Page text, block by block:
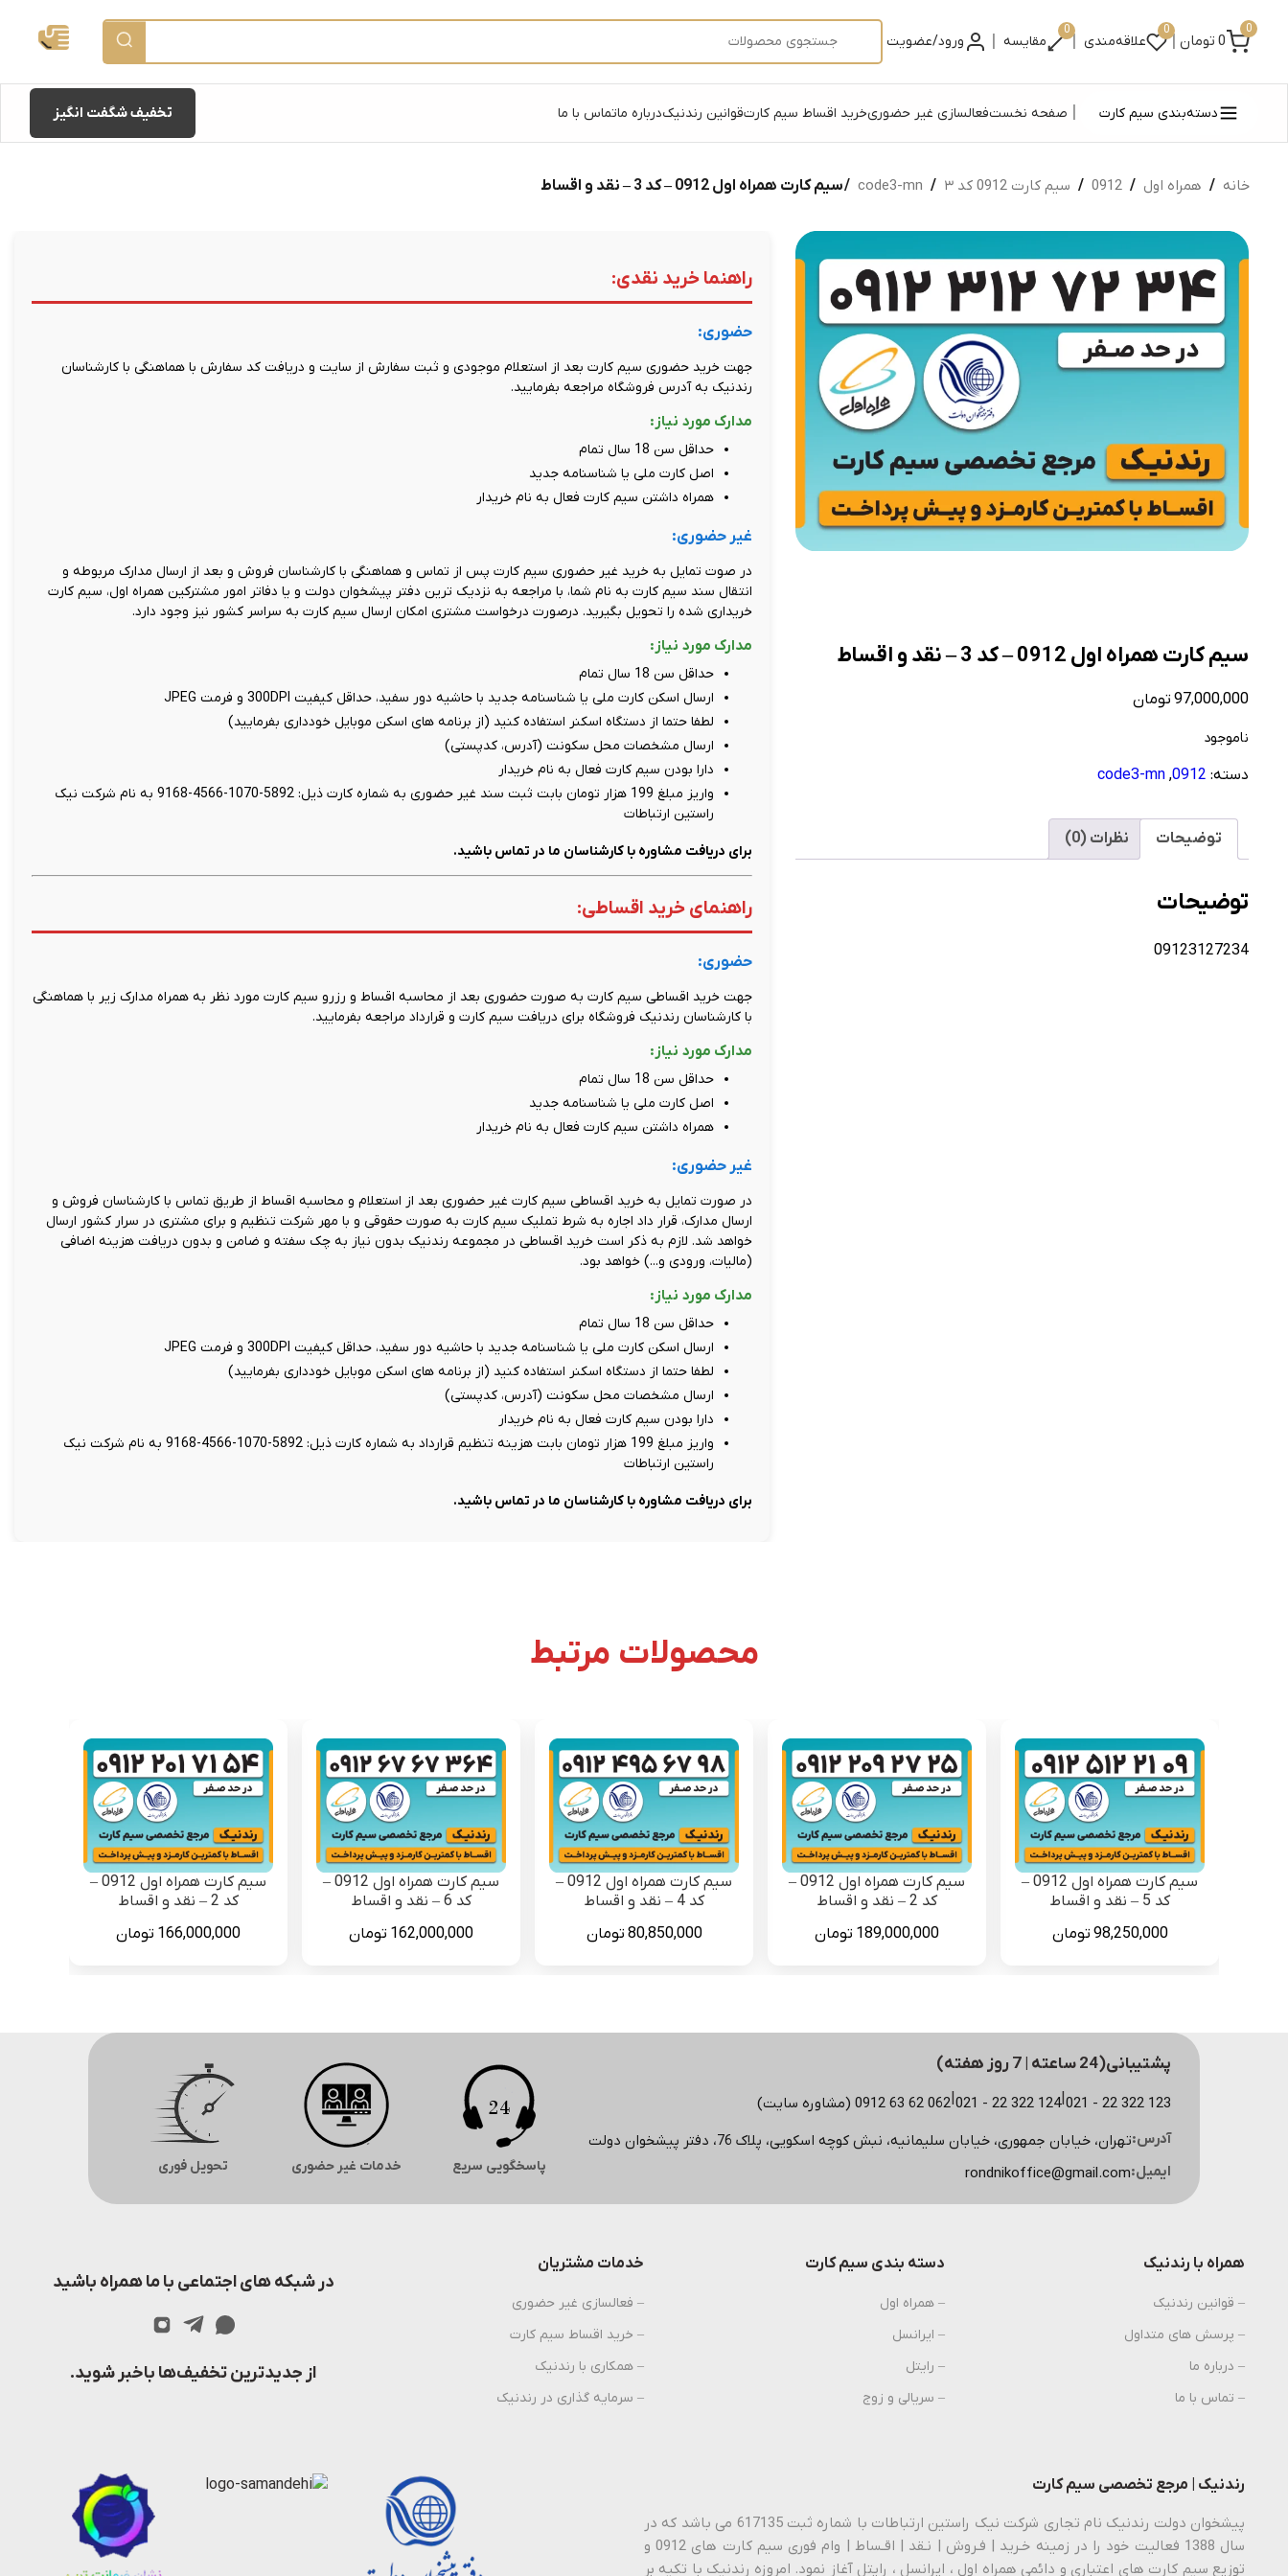
0
0 تومان |
0
علاقه‌مندی |
0
مقایسه | ورود/عضویت
دسته‌بندی سیم کارت صفحه نخستفعالسازی غیر حضوریخرید اقساط سیم کارتقوانین رندنیکدرباره ماتماس با ما تخفیف شگفت انگیز
خانه / همراه اول /
0912
/ سیم کارت 0912 کد ۳ /
code3-mn / سیم کارت همراه اول 0912 – کد 3 – نقد و اقساط
سیم کارت همراه اول 0912 – کد 3 – نقد و اقساط
97,000,000 تومان
ناموجود
دسته: 0912
,
code3-mn
توضیحات نظرات (0)
توضیحات
09123127234
راهنما خرید نقدی:
حضوری:
جهت خرید حضوری سیم کارت بعد از استعلام موجودی و ثبت سفارش از سایت و دریافت کد سفارش با هماهنگی با کارشناسان
رندنیک به آدرس فروشگاه مراجعه بفرمایید.
مدارک مورد نیاز:
حداقل سن 18 سال تمام
اصل کارت ملی یا شناسنامه جدید
همراه داشتن سیم کارت فعال به نام خریدار
غیر حضوری:
در صوت تمایل به خرید غیر حضوری سیم کارت پس از تماس و هماهنگی با کارشناسان فروش و بعد از ارسال مدارک مربوطه و
انتقال سند سیم کارت به نام شما، با مراجعه به نزدیک ترین دفتر پیشخوان دولت و یا دفاتر امور مشترکین همراه اول، سیم کارت
خریداری شده را تحویل بگیرید. درصورت درخواست مشتری امکان ارسال سیم کارت به سراسر کشور نیز وجود دارد.
مدارک مورد نیاز:
حداقل سن 18 سال تمام
ارسال اسکن کارت ملی یا شناسنامه جدید با حاشیه دور سفید، حداقل کیفیت 300DPI و فرمت JPEG
لطفا حتما از دستگاه اسکنر استفاده کنید (از برنامه های اسکن موبایل خودداری بفرمایید)
ارسال مشخصات محل سکونت (آدرس، کدپستی)
دارا بودن سیم کارت فعال به نام خریدار
واریز مبلغ 199 هزار تومان بابت ثبت سند غیر حضوری به شماره کارت ذیل: 5892-1070-4566-9168 به نام شرکت نیک
راستین ارتباطات
برای دریافت مشاوره با کارشناسان ما در تماس باشید.
راهنمای خرید اقساطی:
حضوری:
جهت خرید اقساطی سیم کارت به صورت حضوری بعد از محاسبه اقساط و رزرو سیم کارت مورد نظر به همراه مدارک زیر با هماهنگی
با کارشناسان رندنیک فروشگاه برای دریافت سیم کارت و قرارداد مراجعه بفرمایید.
مدارک مورد نیاز:
حداقل سن 18 سال تمام
اصل کارت ملی یا شناسنامه جدید
همراه داشتن سیم کارت فعال به نام خریدار
غیر حضوری:
در صورت تمایل به خرید اقساطی سیم کارت غیر حضوری بعد از استعلام و محاسبه اقساط از طریق تماس با کارشناسان فروش و
ارسال مدارک، قرار داد اجاره به شرط تملیک سیم کارت به صورت حقوقی و با مهر شرکت تنظیم و برای مشتری در سرار کشور ارسال
خواهد شد. لازم به ذکر است خرید اقساطی در مجموعه رندنیک بدون نیاز به چک سفته و ضامن و بدون دریافت هزینه اضافی
(مالیات، ورودی و...) خواهد بود.
مدارک مورد نیاز:
حداقل سن 18 سال تمام
ارسال اسکن کارت ملی یا شناسنامه جدید با حاشیه دور سفید، حداقل کیفیت 300DPI و فرمت JPEG
لطفا حتما از دستگاه اسکنر استفاده کنید (از برنامه های اسکن موبایل خودداری بفرمایید)
ارسال مشخصات محل سکونت (آدرس، کدپستی)
دارا بودن سیم کارت فعال به نام خریدار
واریز مبلغ 199 هزار تومان بابت هزینه تنظیم قرارداد به شماره کارت ذیل: 5892-1070-4566-9168 به نام شرکت نیک
راستین ارتباطات
برای دریافت مشاوره با کارشناسان ما در تماس باشید.
محصولات مرتبط
سیم کارت همراه اول 0912 –
کد 5 – نقد و اقساط
98,250,000 تومان
سیم کارت همراه اول 0912 –
کد 2 – نقد و اقساط
189,000,000 تومان
سیم کارت همراه اول 0912 –
کد 4 – نقد و اقساط
80,850,000 تومان
سیم کارت همراه اول 0912 –
کد 6 – نقد و اقساط
162,000,000 تومان
سیم کارت همراه اول 0912 –
کد 2 – نقد و اقساط
166,000,000 تومان
پشتیبانی(24 ساعته | 7 روز هفته)
123 322 22 - 021
|
124 322 22 - 021
062 62 63 0912 (مشاوره سایت)
آدرس:تهران، خیابان جمهوری، خیابان سلیمانیه، نبش کوچه اسکویی، پلاک 76، دفتر پیشخوان دولت
ایمیل:rondnikoffice@gmail.com پاسخگویی سریع خدمات غیر حضوری تحویل فوری
همراه با رندنیک
– قوانین رندنیک
– پرسش های متداول
– درباره ما
– تماس با ما
دسته بندی سیم کارت
– همراه اول
– ایرانسل
– رایتل
– سریالی و زوج
خدمات مشتریان
– فعالسازی غیر حضوری
– خرید اقساط سیم کارت
– همکاری با رندنیک
– سرمایه گذاری در رندنیک
در شبکه های اجتماعی با ما همراه باشید
از جدیدترین تخفیف‌ها باخبر شوید.
رندنیک | مرجع تخصصی سیم کارت
پیشخوان دولت رندنیک نام تجاری شرکت نیک راستین ارتباطات با شماره ثبت 617135 می باشد که در
سال 1388 فعالیت خود را در زمینه خـرید | فـروش | نـقد | اقـساط | وام فوری سیم کارت های 0912 و
توزیع سیم کارت های اعتباری و دائمی همراه اول ، ایرانسل ، رایتل آغاز نمود. امروزه رندنیک با تکیه بر